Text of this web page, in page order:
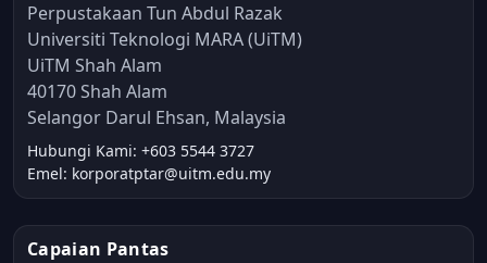
Perpustakaan Tun Abdul Razak
Universiti Teknologi MARA (UiTM)
UiTM Shah Alam
40170 Shah Alam
Selangor Darul Ehsan, Malaysia
Hubungi Kami: +603 5544 3727
Emel: korporatptar@uitm.edu.my
Capaian Pantas